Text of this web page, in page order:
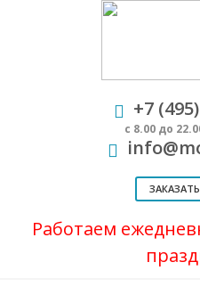
+7
с 8.00 до
Работаем